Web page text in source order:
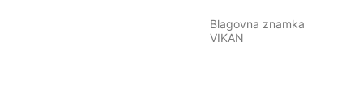
Blagovna znamka
VIKAN